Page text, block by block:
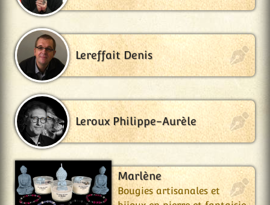
Lereffait Denis
Leroux Philippe-Aurèle
Marlène
Bougies artisanales et